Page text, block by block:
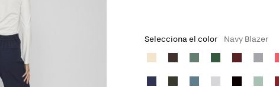
Selecciona el color Navy Blazer